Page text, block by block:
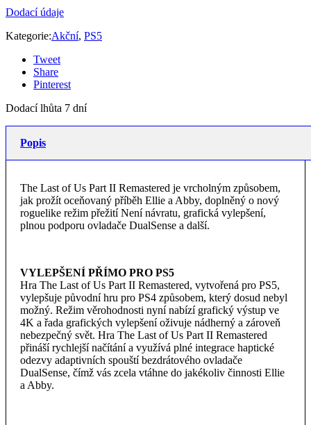
Dodací údaje
Kategorie:Akční, PS5
Tweet
Share
Pinterest
Dodací lhůta 7 dní
Popis
The Last of Us Part II Remastered je vrcholným způsobem,
jak prožít oceňovaný příběh Ellie a Abby, doplněný o nový
roguelike režim přežití Není návratu, grafická vylepšení,
plnou podporu ovladače DualSense a další.
VYLEPŠENÍ PŘÍMO PRO PS5
Hra The Last of Us Part II Remastered, vytvořená pro PS5,
vylepšuje původní hru pro PS4 způsobem, který dosud nebyl
možný. Režim věrohodnosti nyní nabízí grafický výstup ve
4K a řada grafických vylepšení oživuje nádherný a zároveň
nebezpečný svět. Hra The Last of Us Part II Remastered
přináší rychlejší načítání a využívá plné integrace haptické
odezvy adaptivních spouští bezdrátového ovladače
DualSense, čímž vás zcela vtáhne do jakékoliv činnosti Ellie
a Abby.